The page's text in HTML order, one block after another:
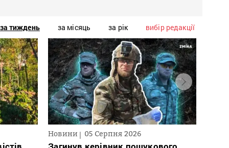
за тиждень за місяць за рік вибір редакції
Новини 05 Серпня 2026